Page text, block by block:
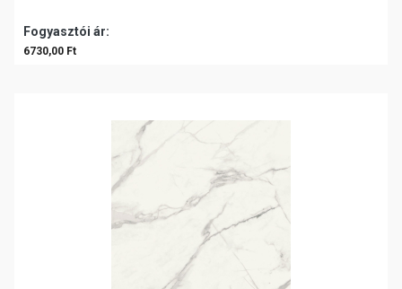
Fogyasztói ár:
6730,00 Ft